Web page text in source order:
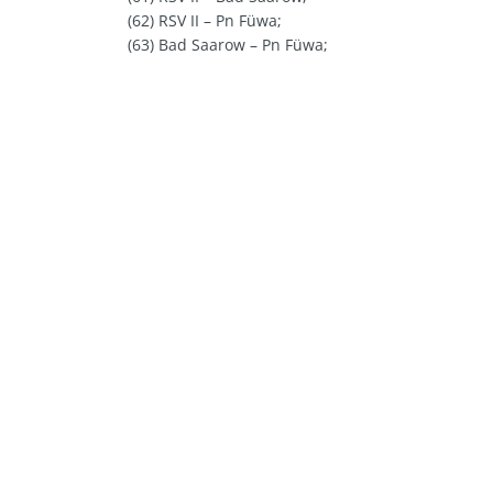
(62) RSV II – Pn Füwa;
(63) Bad Saarow – Pn Füwa;